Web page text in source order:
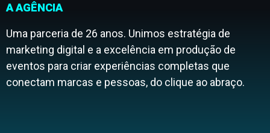
A AGÊNCIA
Uma parceria de 26 anos. Unimos estratégia de
marketing digital e a excelência em produção de
eventos para criar experiências completas que
conectam marcas e pessoas, do clique ao abraço.